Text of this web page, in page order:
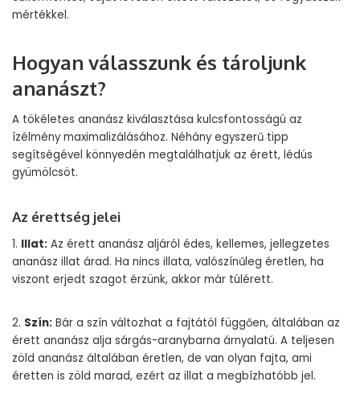
mértékkel.
Hogyan válasszunk és tároljunk
ananászt?
A tökéletes ananász kiválasztása kulcsfontosságú az
ízélmény maximalizálásához. Néhány egyszerű tipp
segítségével könnyedén megtalálhatjuk az érett, lédús
gyümölcsöt.
Az érettség jelei
1. Illat: Az érett ananász aljáról édes, kellemes, jellegzetes
ananász illat árad. Ha nincs illata, valószínűleg éretlen, ha
viszont erjedt szagot érzünk, akkor már túlérett.
2. Szín: Bár a szín változhat a fajtától függően, általában az
érett ananász alja sárgás-aranybarna árnyalatú. A teljesen
zöld ananász általában éretlen, de van olyan fajta, ami
éretten is zöld marad, ezért az illat a megbízhatóbb jel.